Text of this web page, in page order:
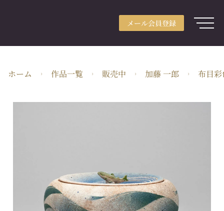
メール会員登録
用途別検索
分野別検索
ホーム 作品一覧 販売中 加藤 一郎 布目